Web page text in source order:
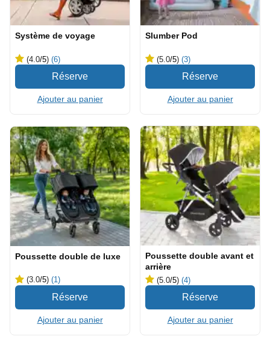
Système de voyage
(4.0/5) (6)
Ajouter au panier
Slumber Pod
(5.0/5) (3)
Ajouter au panier
Poussette double de luxe
(3.0/5) (1)
Ajouter au panier
Poussette double avant et
arrière
(5.0/5) (4)
Ajouter au panier